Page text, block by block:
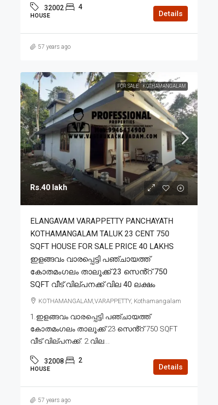
32002 4
HOUSE Details
57 years ago
FOR SALE KOTHAMANGALAM
Rs.40 lakh
ELANGAVAM VARAPPETTY PANCHAYATH
KOTHAMANGALAM TALUK 23 CENT 750
SQFT HOUSE FOR SALE PRICE 40 LAKHS
ഇളങ്ങവം വാരപ്പെട്ടി പഞ്ചായത്ത്
കോതമംഗലം താലൂക്ക് 23 സെൻ്റ് 750
SQFT വീട് വില്പനക്ക് വില 40 ലക്ഷം
KOTHAMANGALAM,VARAPPETTY, Kothamangalam
1.ഇളങ്ങവം വാരപ്പെട്ടി പഞ്ചായത്ത്
കോതമംഗലം താലൂക്ക് 23 സെൻ്റ് 750 SQFT
വീട് വില്പനക്ക്. 2.വില...
32008 2
HOUSE Details
57 years ago